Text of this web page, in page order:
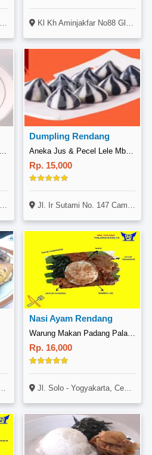
Kl Kh Aminjakfar No88 Gladak Anyar Pamekasan
Dumpling Rendang
Aneka Jus & Pecel Lele Mbak Trie, Ir Sutami
Rp. 15,000
Jl. Ir Sutami No. 147 Campang Raya, Tanjung Karang Timur, Bandar Lampung
Nasi Ayam Rendang
Warung Makan Padang Palang Kareta, Ceper
Rp. 16,000
Jl. Solo - Yogyakarta, Ceper, Klaten